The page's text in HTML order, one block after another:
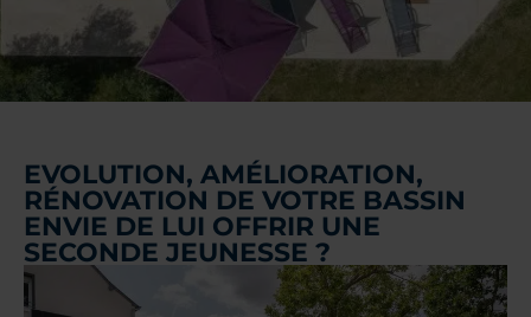
EVOLUTION, AMÉLIORATION,
RÉNOVATION DE VOTRE BASSIN
ENVIE DE LUI OFFRIR UNE
SECONDE JEUNESSE ?